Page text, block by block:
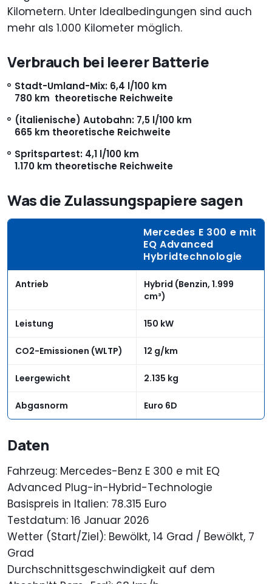
Kilometern. Unter Idealbedingungen sind auch
mehr als 1.000 Kilometer möglich.
Verbrauch bei leerer Batterie
Stadt-Umland-Mix: 6,4 l/100 km
780 km theoretische Reichweite
(italienische) Autobahn: 7,5 l/100 km
665 km theoretische Reichweite
Spritspartest: 4,1 l/100 km
1.170 km theoretische Reichweite
Was die Zulassungspapiere sagen
Mercedes E 300 e mit
EQ Advanced
Hybridtechnologie
Antrieb
Hybrid (Benzin, 1.999
cm³)
Leistung 150 kW
CO2-Emissionen (WLTP) 12 g/km
Leergewicht 2.135 kg
Abgasnorm Euro 6D
Daten
Fahrzeug: Mercedes-Benz E 300 e mit EQ
Advanced Plug-in-Hybrid-Technologie
Basispreis in Italien: 78.315 Euro
Testdatum: 16 Januar 2026
Wetter (Start/Ziel): Bewölkt, 14 Grad / Bewölkt, 7
Grad
Durchschnittsgeschwindigkeit auf dem